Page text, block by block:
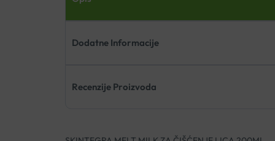
Dodatne Informacije
Recenzije Proizvoda